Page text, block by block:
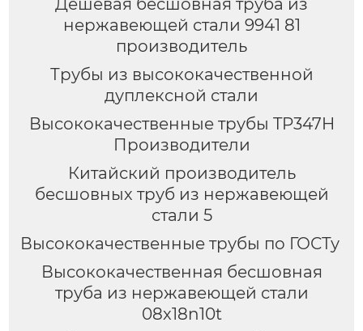
Дешевая бесшовная труба из
нержавеющей стали 9941 81
производитель
Трубы из высококачественной
дуплексной стали
Высококачественные трубы TP347H
Производители
Китайский производитель
бесшовных труб из нержавеющей
стали 5
Высококачественные трубы по ГОСТу
Высококачественная бесшовная
труба из нержавеющей стали
08x18n10t